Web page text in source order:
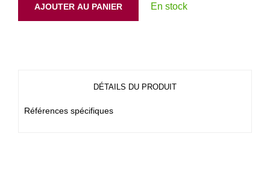
AJOUTER AU PANIER En stock
DÉTAILS DU PRODUIT
Références spécifiques